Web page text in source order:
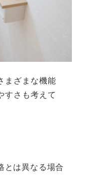
まざまな機能
すさも考えて
とは異なる場合